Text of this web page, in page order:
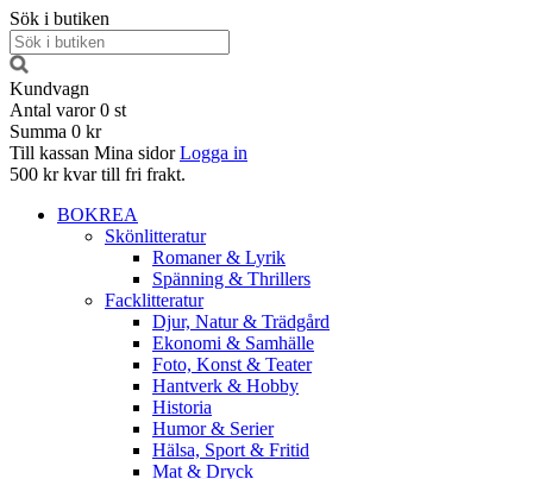
Sök i butiken
Kundvagn
Antal varor 0 st
Summa 0 kr
Till kassan Mina sidor Logga in
500 kr kvar till fri frakt.
BOKREA
Skönlitteratur
Romaner & Lyrik
Spänning & Thrillers
Facklitteratur
Djur, Natur & Trädgård
Ekonomi & Samhälle
Foto, Konst & Teater
Hantverk & Hobby
Historia
Humor & Serier
Hälsa, Sport & Fritid
Mat & Dryck